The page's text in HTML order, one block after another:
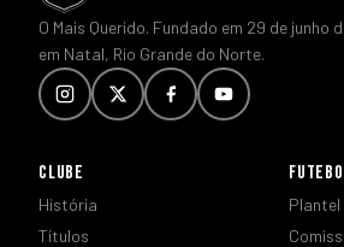
O Mais Querido. Fundado em 29 de junho
em Natal, Rio Grande do Norte.
CLUBE
História
Títulos
Plantel